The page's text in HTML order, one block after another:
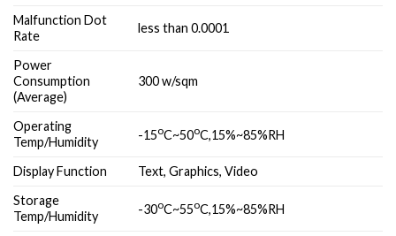
Malfunction Dot
Rate
less than 0.0001
Power
Consumption
(Average)
300 w/sqm
Operating
Temp/Humidity
-15oC~50oC,15%~85%RH
Display Function
Text, Graphics, Video
Storage
Temp/Humidity
-30oC~55oC,15%~85%RH